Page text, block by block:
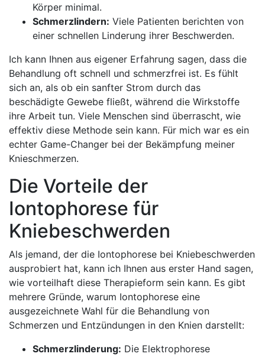
Körper minimal.
Schmerzlindern: Viele⁣ Patienten berichten von
einer schnellen Linderung ‌ihrer Beschwerden.
Ich kann Ihnen aus eigener Erfahrung sagen, dass die
Behandlung oft ⁢schnell​ und schmerzfrei ist. Es fühlt
‍sich an, als ob ein sanfter ⁢Strom durch das
beschädigte ⁣Gewebe fließt, während die Wirkstoffe
ihre Arbeit tun. Viele Menschen ⁢sind ​überrascht, wie
effektiv diese‌ Methode sein kann. Für mich war es ein
echter ⁢Game-Changer bei der Bekämpfung meiner
Knieschmerzen.
Die Vorteile‍ der
Iontophorese ‍für
Kniebeschwerden
Als​ jemand, der die Iontophorese bei ‍Kniebeschwerden
​ausprobiert hat, kann ich Ihnen aus erster Hand sagen,
wie vorteilhaft diese Therapieform sein kann. Es gibt
mehrere Gründe, warum Iontophorese eine
ausgezeichnete Wahl⁣ für die Behandlung von
Schmerzen und Entzündungen in den Knien darstellt:
Schmerzlinderung: Die⁢ Elektrophorese